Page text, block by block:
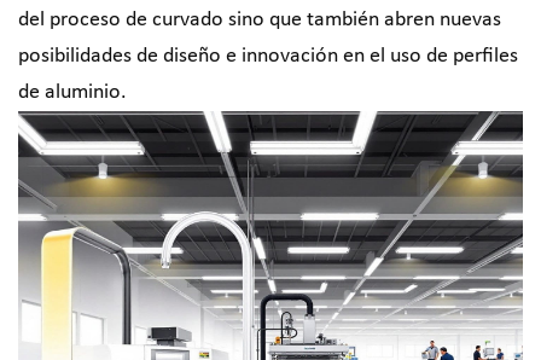
del proceso de curvado sino que también abren nuevas
posibilidades de diseño e innovación en el uso de perfiles
de aluminio.